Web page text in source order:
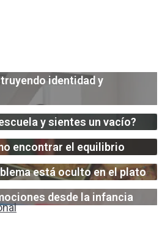
identidad y
y sientes un vacío?
encontrar el equilibrio
está oculto en el plato
desde la infancia